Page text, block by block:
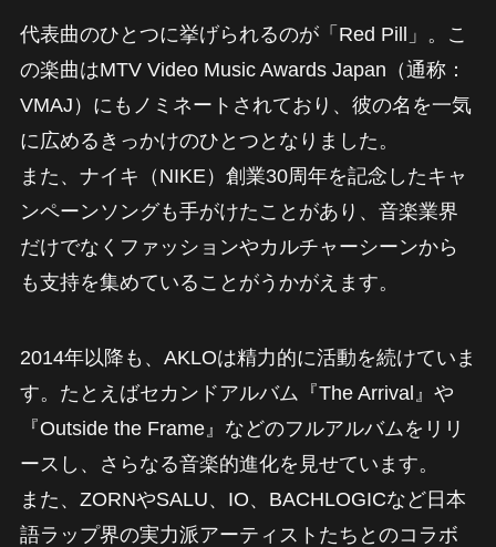
代表曲のひとつに挙げられるのが「Red Pill」。こ
の楽曲はMTV Video Music Awards Japan（通称：
VMAJ）にもノミネートされており、彼の名を一気
に広めるきっかけのひとつとなりました。
また、ナイキ（NIKE）創業30周年を記念したキャ
ンペーンソングも手がけたことがあり、音楽業界
だけでなくファッションやカルチャーシーンから
も支持を集めていることがうかがえます。
2014年以降も、AKLOは精力的に活動を続けていま
す。たとえばセカンドアルバム『The Arrival』や
『Outside the Frame』などのフルアルバムをリリ
ースし、さらなる音楽的進化を見せています。
また、ZORNやSALU、IO、BACHLOGICなど日本
語ラップ界の実力派アーティストたちとのコラボ